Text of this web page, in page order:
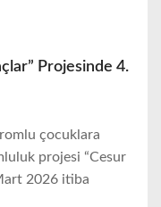
Projesinde 4.
çocuklara
projesi “Cesur
2026 itiba